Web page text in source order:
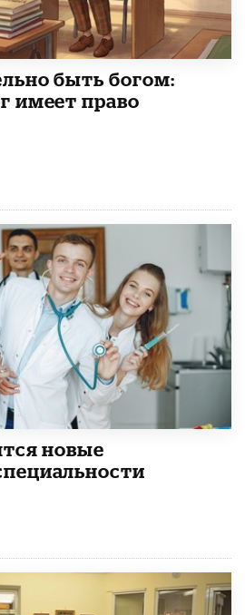
быть богом:
имеет право
новые